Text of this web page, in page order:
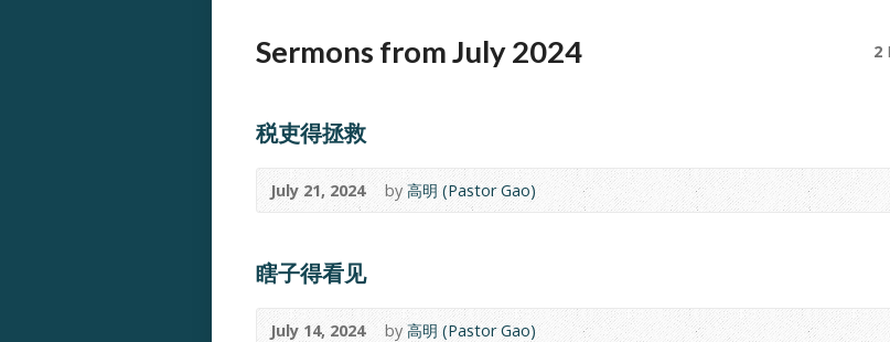
Sermons from July 2024 2
税吏得拯救
July 21, 2024 by高明 (Pastor Gao)
瞎子得看见
July 14, 2024 by高明 (Pastor Gao)